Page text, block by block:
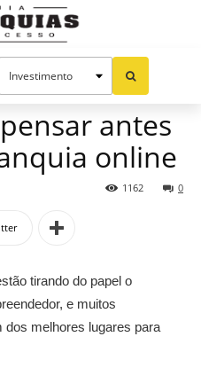
antes
online
0
1162
tirando do papel o
e muitos
melhores lugares para